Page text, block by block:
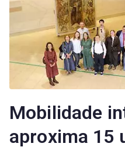
Mobilidade
aproxima 15